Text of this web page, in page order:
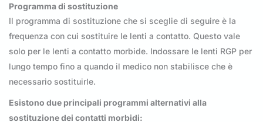
Programma di sostituzione
Il programma di sostituzione che si sceglie di seguire è la
frequenza con cui sostituire le lenti a contatto. Questo vale
solo per le lenti a contatto morbide. Indossare le lenti RGP per
lungo tempo fino a quando il medico non stabilisce che è
necessario sostituirle.
Esistono due principali programmi alternativi alla
sostituzione dei contatti morbidi: